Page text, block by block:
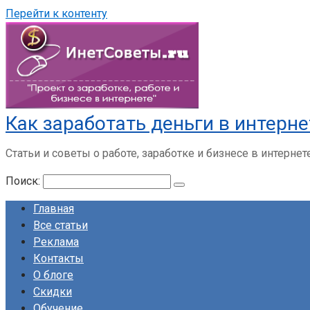
Перейти к контенту
Как заработать деньги в
Статьи и советы о работе, заработке и бизнесе в
Поиск:
Главная
Все статьи
Реклама
Контакты
О блоге
Скидки